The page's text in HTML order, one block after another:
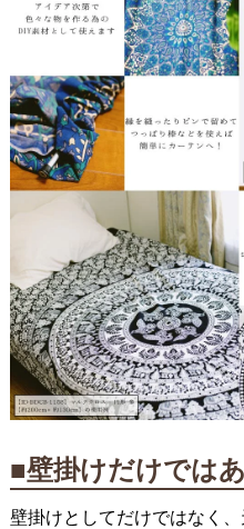
■壁掛けだけでは
壁掛けとしてだけではなく